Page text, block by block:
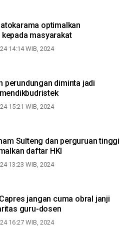
optimalkan
masyarakat
14:14 WIB, 2024
perundungan diminta jadi
15:21 WIB, 2024
Sulteng dan perguruan tinggi
daftar HKI
13:23 WIB, 2024
jangan cuma obral janji
guru-dosen
16:27 WIB, 2024